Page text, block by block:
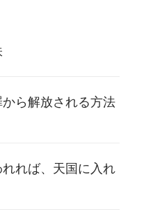
ら解放される方法
れば、天国に入れ